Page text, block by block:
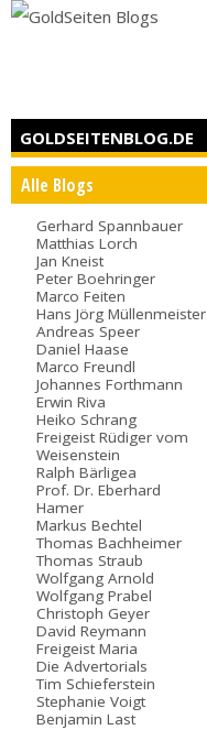
GOLDSEITENBLOG.DE
Alle Blogs
Gerhard Spannbauer
Matthias Lorch
Jan Kneist
Peter Boehringer
Marco Feiten
Hans Jörg Müllenmeister
Andreas Speer
Daniel Haase
Marco Freundl
Johannes Forthmann
Erwin Riva
Heiko Schrang
Freigeist Rüdiger vom
Weisenstein
Ralph Bärligea
Prof. Dr. Eberhard
Hamer
Markus Bechtel
Thomas Bachheimer
Thomas Straub
Wolfgang Arnold
Wolfgang Prabel
Christoph Geyer
David Reymann
Freigeist Maria
Die Advertorials
Tim Schieferstein
Stephanie Voigt
Benjamin Last